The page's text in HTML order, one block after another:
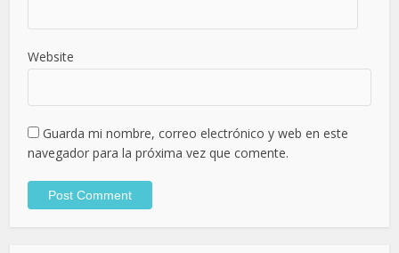
Website
Guarda mi nombre, correo electrónico y web en este
navegador para la próxima vez que comente.